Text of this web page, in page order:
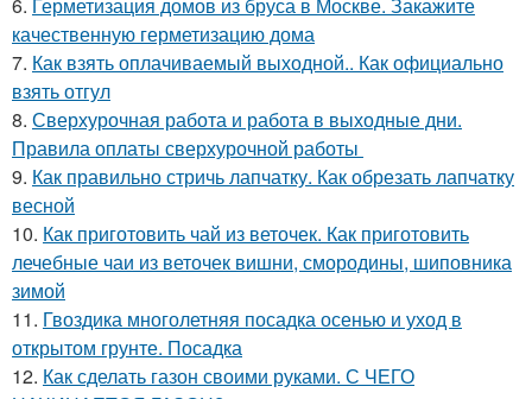
6. Герметизация домов из бруса в Москве. Закажите
качественную герметизацию дома
7. Как взять оплачиваемый выходной.. Как официально
взять отгул
8. Сверхурочная работа и работа в выходные дни.
Правила оплаты сверхурочной работы
9. Как правильно стричь лапчатку. Как обрезать лапчатку
весной
10. Как приготовить чай из веточек. Как приготовить
лечебные чаи из веточек вишни, смородины, шиповника
зимой
11. Гвоздика многолетняя посадка осенью и уход в
открытом грунте. Посадка
12. Как сделать газон своими руками. С ЧЕГО